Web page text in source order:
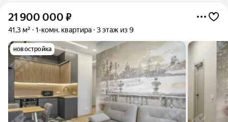
21 900 000 ₽
41,3 м² 1-комн. квартира 3 этаж из 9
новостройка